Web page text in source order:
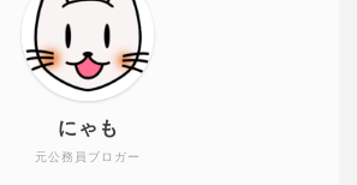
元公務員ブロガー
にゃも